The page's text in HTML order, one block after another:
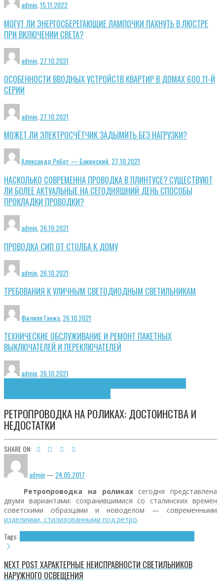
admin 15.11.2022
МОГУТ ЛИ ЭНЕРГОСБЕРЕГАЮЩИЕ ЛАМПОЧКИ ПАХНУТЬ В ЛЮСТРЕ
ПРИ ВКЛЮЧЕНИИ СВЕТА?
admin 27.10.2021
ОСОБЕННОСТИ ВВОДНЫХ УСТРОЙСТВ КВАРТИР В ДОМАХ 600.11-Й
СЕРИИ
admin 27.10.2021
МОЖЕТ ЛИ ЭЛЕКТРОСЧЁТЧИК ЗАДЫМИТЬ БЕЗ НАГРУЗКИ?
Александр Робот — Бакинский,27.10.2021
НАСКОЛЬКО СОВРЕМЕННА ПРОВОДКА В ПЛИНТУСЕ? СУЩЕСТВУЮТ
ЛИ БОЛЕЕ АКТУАЛЬНЫЕ НА СЕГОДНЯШНИЙ ДЕНЬ СПОСОБЫ
ПРОКЛАДКИ ПРОВОДКИ?
admin 26.10.2021
ПРОВОДКА СИП ОТ СТОЛБА К ДОМУ
admin 26.10.2021
ТРЕБОВАНИЯ К УЛИЧНЫМ СВЕТОДИОДНЫМ СВЕТИЛЬНИКАМ
Филипп Ганжа 26.10.2021
ТЕХНИЧЕСКИЕ ОБСЛУЖИВАНИЕ И РЕМОНТ ПАКЕТНЫХ
ВЫКЛЮЧАТЕЛЕЙ И ПЕРЕКЛЮЧАТЕЛЕЙ
admin,26.10.2021
РЕТРОПРОВОДКА НА РОЛИКАХ: ДОСТОИНСТВА И
НЕДОСТАТКИ
SHARE ON:
admin— 24.05.2017
Ретропроводка на роликахсегодня представлена
двумя вариантами: сохранившимися со сталинских времён
советскими образцами и новоделом — современными
изделиями, стилизованными под ретро.
Tags:
NEXT POST ХАРАКТЕРНЫЕ НЕИСПРАВНОСТИ СВЕТИЛЬНИКОВ
НАРУЖНОГО ОСВЕЩЕНИЯ